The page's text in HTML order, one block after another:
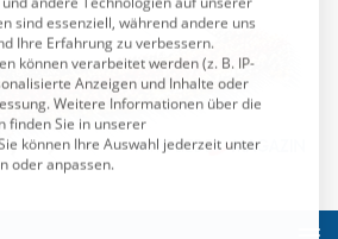
Ihre Erfahrung zu verbessern.
können verarbeitet werden (z. B. IP-
Anzeigen und Inhalte oder
Weitere Informationen über die
finden Sie in unserer
können Ihre Auswahl jederzeit unter
oder anpassen.
Service-Gruppen, für die eine